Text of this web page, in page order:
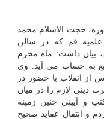
حجت الاسلام محمد
قم كه در سالن
بیان داشت: ماه محرم
به حساب می آید. وی
از انقلاب با حضور در
دینی لازم را در میان
و آیینی چنین زمینه
و انتقال عقاید صحیح